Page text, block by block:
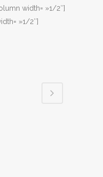
width= »1/2″]
»1/2″]